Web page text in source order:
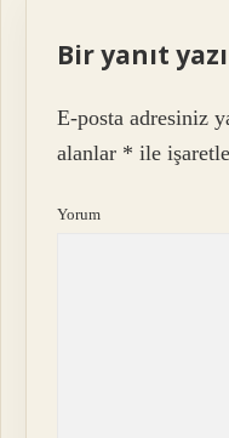
Bir yanıt
E-posta adresiniz
alanlar * ile
Yorum